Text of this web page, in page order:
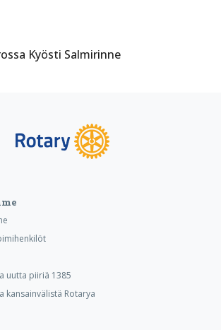
Kyösti Salmirinne
uutta piiriä 1385
kansainvälistä Rotarya